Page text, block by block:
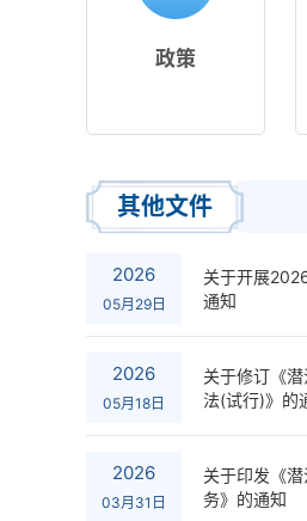
政策
其他文件
2026
05月29日
关于开展
通知
2026
05月18日
关于修订《
法(试行)》的
2026
03月31日
关于印发《
务》的通知